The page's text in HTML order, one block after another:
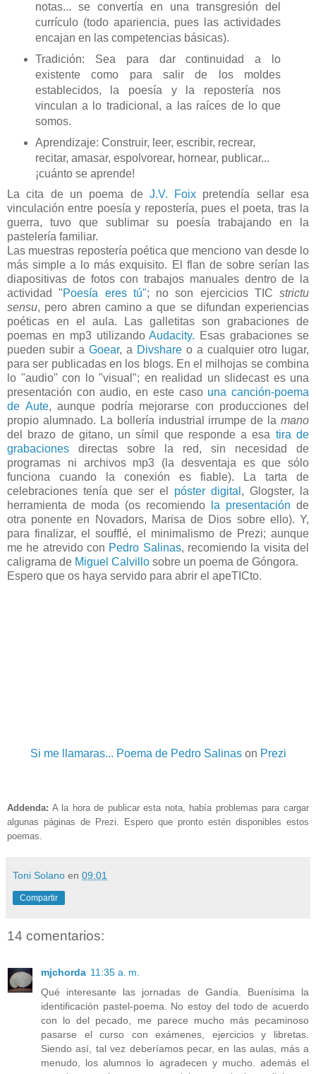
notas... se convertía en una transgresión del
currículo (todo apariencia, pues las actividades
encajan en las competencias básicas).
Tradición: Sea para dar continuidad a lo
existente como para salir de los moldes
establecidos, la poesía y la repostería nos
vinculan a lo tradicional, a las raíces de lo que
somos.
Aprendizaje: Construir, leer, escribir, recrear,
recitar, amasar, espolvorear, hornear, publicar...
¡cuánto se aprende!
La cita de un poema de J.V. Foix pretendía sellar esa
vinculación entre poesía y repostería, pues el poeta, tras la
guerra, tuvo que sublimar su poesía trabajando en la
pastelería familiar.
Las muestras repostería poética que menciono van desde lo
más simple a lo más exquisito. El flan de sobre serían las
diapositivas de fotos con trabajos manuales dentro de la
actividad "Poesía eres tú"; no son ejercicios TIC strictu
sensu, pero abren camino a que se difundan experiencias
poéticas en el aula. Las galletitas son grabaciones de
poemas en mp3 utilizandoAudacity. Esas grabaciones se
pueden subir a Goear, a Divshare o a cualquier otro lugar,
para ser publicadas en los blogs. En el milhojas se combina
lo "audio" con lo "visual"; en realidad un slidecast es una
presentación con audio, en este caso una canción-poema
de Aute, aunque podría mejorarse con producciones del
propio alumnado. La bollería industrial irrumpe de la mano
del brazo de gitano, un símil que responde a esa tira de
grabaciones directas sobre la red, sin necesidad de
programas ni archivos mp3 (la desventaja es que sólo
funciona cuando la conexión es fiable). La tarta de
celebraciones tenía que ser el póster digital , Glogster, la
herramienta de moda (os recomiendo
la presentación de
otra ponente en Novadors, Marisa de Dios sobre ello). Y,
para finalizar, el soufflé, el minimalismo de Prezi; aunque
me he atrevido con Pedro Salinas, recomiendo la visita del
caligrama de Miguel Calvillo sobre un poema de Góngora.
Espero que os haya servido para abrir el apeTICto.
Si me llamaras... Poema de Pedro Salinason Prezi
Addenda: A la hora de publicar esta nota, había problemas para cargar
algunas páginas de Prezi. Espero que pronto estén disponibles estos
poemas.
Toni Solano en 09:01
Compartir
14 comentarios:
mjchorda 11:35 a. m.
Qué interesante las jornadas de Gandía. Buenísima la
identificación pastel-poema. No estoy del todo de acuerdo
con lo del pecado, me parece mucho más pecaminoso
pasarse el curso con exámenes, ejercicios y libretas.
Siendo así, tal vez deberíamos pecar, en las aulas, más a
menudo, los alumnos lo agradecen y mucho. además el